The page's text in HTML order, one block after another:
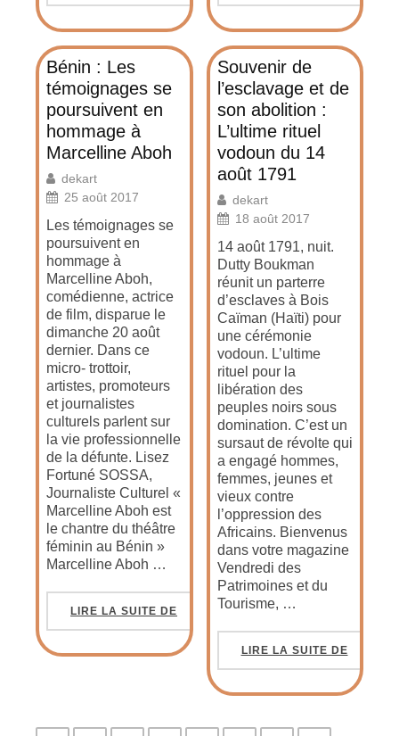
Bénin : Les
témoignages se
poursuivent en
hommage à
Marcelline Aboh
dekart
25 août 2017
Les témoignages se
poursuivent en
hommage à
Marcelline Aboh,
comédienne, actrice
de film, disparue le
dimanche 20 août
dernier. Dans ce
micro- trottoir,
artistes, promoteurs
et journalistes
culturels parlent sur
la vie professionnelle
de la défunte. Lisez
Fortuné SOSSA,
Journaliste Culturel «
Marcelline Aboh est
le chantre du théâtre
féminin au Bénin »
Marcelline Aboh …
LIRE LA SUITE DE
Souvenir de
l’esclavage et de
son abolition :
L’ultime rituel
vodoun du 14
août 1791
dekart
18 août 2017
14 août 1791, nuit.
Dutty Boukman
réunit un parterre
d’esclaves à Bois
Caïman (Haïti) pour
une cérémonie
vodoun. L’ultime
rituel pour la
libération des
peuples noirs sous
domination. C’est un
sursaut de révolte qui
a engagé hommes,
femmes, jeunes et
vieux contre
l’oppression des
Africains. Bienvenus
dans votre magazine
Vendredi des
Patrimoines et du
Tourisme, …
LIRE LA SUITE DE